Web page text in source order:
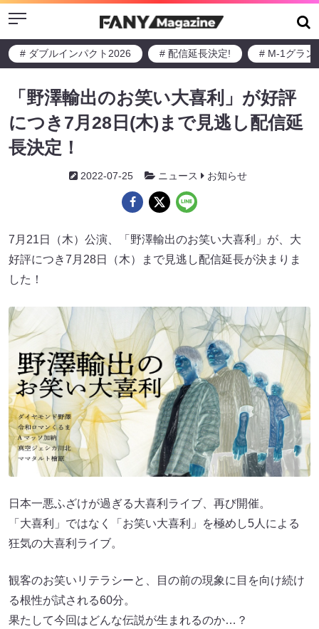
Menu
# ダブルインパクト2026 # 配信延長決定! # M-1グラン
「野澤輸出のお笑い大喜利」が好評
につき7月28日(木)まで見逃し配信延
長決定！
2022-07-25 ニュース お知らせ
7月21日（木）公演、「野澤輸出のお笑い大喜利」が、大
好評につき7月28日（木）まで見逃し配信延長が決まりま
した！
日本一悪ふざけが過ぎる大喜利ライブ、再び開催。
「大喜利」ではなく「お笑い大喜利」を極めし5人による
狂気の大喜利ライブ。
観客のお笑いリテラシーと、目の前の現象に目を向け続け
る根性が試される60分。
果たして今回はどんな伝説が生まれるのか…？